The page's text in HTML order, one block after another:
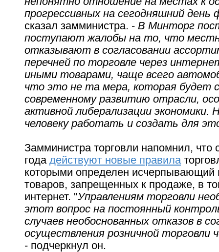
прогрессивных на сегодняшний день
сказал замминистра. - В Минторг
поступают жалобы на то, что
отказывают в согласовании
перечней по торговле через
иными товарами, чаще всего
что это не та мера, которая будет
современному развитию отрасли,
активной либерализации экономики.
человеку работать и создать для
Замминистра торговли напомнил, что
года действуют новые правила
которыми определен исчерпывающий
товаров, запрещенных к продаже, в
интернет. "Управлениям торговли
этот вопрос на постоянный
случаев необоснованных отказов в
осуществления розничной торговли
- подчеркнул он.